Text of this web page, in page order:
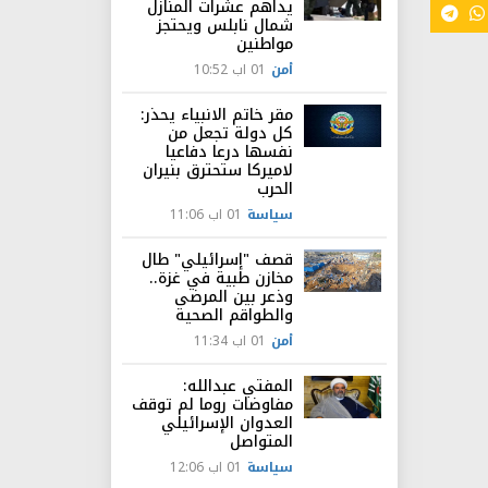
يداهم عشرات المنازل
شمال نابلس ويحتجز
مواطنين
أمن 01 اب 10:52
مقر خاتم الانبياء يحذر:
كل دولة تجعل من
نفسها درعا دفاعيا
لاميركا ستحترق بنيران
الحرب
سياسة 01 اب 11:06
قصف "إسرائيلي" طال
مخازن طبية في غزة..
وذعر بين المرضى
والطواقم الصحية
أمن 01 اب 11:34
المفتي عبدالله:
مفاوضات روما لم توقف
العدوان الإسرائيلي
المتواصل
سياسة 01 اب 12:06